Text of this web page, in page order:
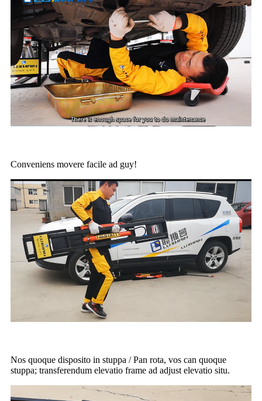
Conveniens movere facile ad guy!
Nos quoque disposito in stuppa / Pan rota, vos can quoque
stuppa; transferendum elevatio frame ad adjust elevatio situ.